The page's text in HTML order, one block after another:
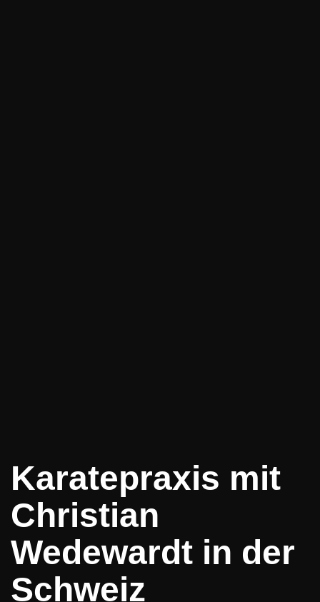
Karatepraxis mit
Christian
Wedewardt in der
Schweiz